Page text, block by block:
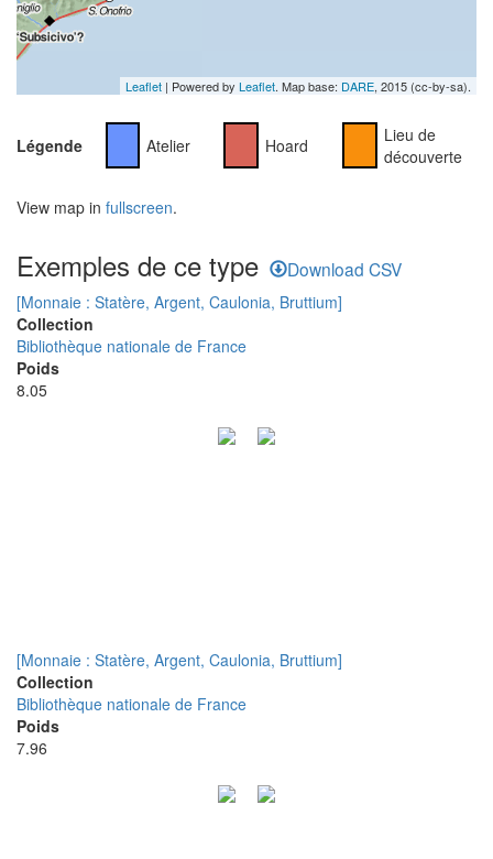
Leaflet | Powered by Leaflet. Map base: DARE, 2015 (cc-by-sa).
Légende Atelier Hoard
Lieu de
découverte
View map in fullscreen.
Exemples de ce type Download CSV
[Monnaie : Statère, Argent, Caulonia, Bruttium]
Collection
Bibliothèque nationale de France
Poids
8.05
[Monnaie : Statère, Argent, Caulonia, Bruttium]
Collection
Bibliothèque nationale de France
Poids
7.96